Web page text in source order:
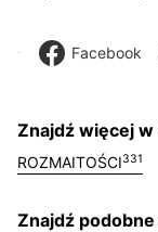
Facebook
Znajdź więcej
ROZMAITOŚCI331
Znajdź